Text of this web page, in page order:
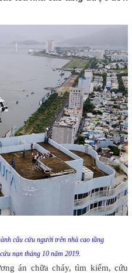
cẩu cứu người trên nhà cao tầng
nạn tháng 10 năm 2019.
án chữa cháy, tìm kiếm, cứu